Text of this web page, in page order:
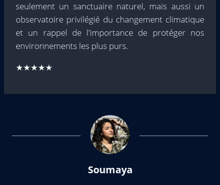
seulement un sanctuaire naturel, mais aussi un
observatoire privilégié du changement climatique
et un rappel de l'importance de protéger nos
environnements les plus purs.
★★★★★
Soumaya